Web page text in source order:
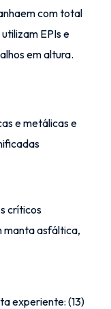
com total
EPIs e
em altura.
e metálicas e
críticos
manta asfáltica,
experiente: (13)